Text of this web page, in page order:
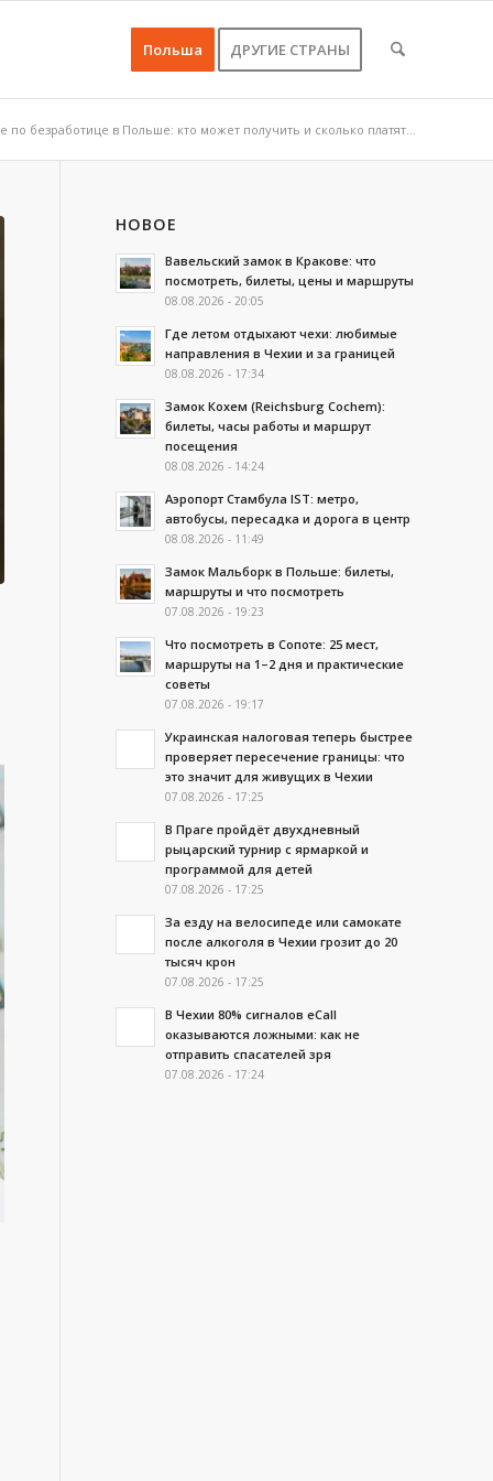
Польша ДРУГИЕ СТРАНЫ
по безработице в Польше: кто может получить и сколько платят...
НОВОЕ
Вавельский замок в Кракове: что
посмотреть, билеты, цены и маршруты
08.08.2026 - 20:05
Где летом отдыхают чехи: любимые
направления в Чехии и за границей
08.08.2026 - 17:34
Замок Кохем (Reichsburg Cochem):
билеты, часы работы и маршрут
посещения
08.08.2026 - 14:24
Аэропорт Стамбула IST: метро,
автобусы, пересадка и дорога в центр
08.08.2026 - 11:49
Замок Мальборк в Польше: билеты,
маршруты и что посмотреть
07.08.2026 - 19:23
Что посмотреть в Сопоте: 25 мест,
маршруты на 1–2 дня и практические
советы
07.08.2026 - 19:17
Украинская налоговая теперь быстрее
проверяет пересечение границы: что
это значит для живущих в Чехии
07.08.2026 - 17:25
В Праге пройдёт двухдневный
рыцарский турнир с ярмаркой и
программой для детей
07.08.2026 - 17:25
За езду на велосипеде или самокате
после алкоголя в Чехии грозит до 20
тысяч крон
07.08.2026 - 17:25
В Чехии 80% сигналов eCall
оказываются ложными: как не
отправить спасателей зря
07.08.2026 - 17:24